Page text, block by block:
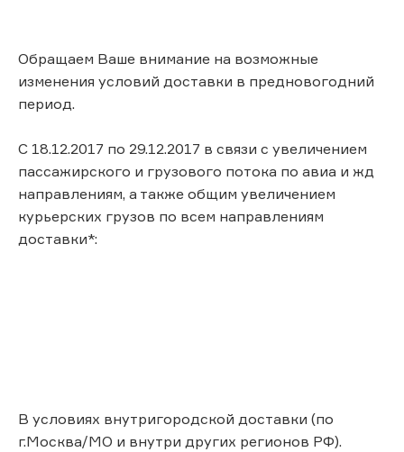
Обращаем Ваше внимание на возможные
изменения условий доставки в предновогодний
период.
С 18.12.2017 по 29.12.2017 в связи с увеличением
пассажирского и грузового потока по авиа и жд
направлениям, а также общим увеличением
курьерских грузов по всем направлениям
доставки*:
В условиях внутригородской доставки (по
г.Москва/МО и внутри других регионов РФ).